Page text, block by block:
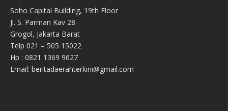
Soho Capital Building, 19th Floor
Jl. S. Parman Kav 28
Grogol, Jakarta Barat
Telp 021 – 505 15022
Hp : 0821 1369 9627
Email: beritadaerahterkini@gmail.com